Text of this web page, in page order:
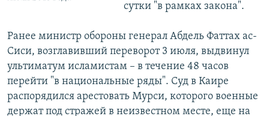
сутки "в рамках закона".
Ранее министр обороны генерал Абдель Фаттах ас-
Сиси, возглавивший переворот 3 июля, выдвинул
ультиматум исламистам – в течение 48 часов
перейти "в национальные ряды". Суд в Каире
распорядился арестовать Мурси, которого военные
держат под стражей в неизвестном месте, еще на